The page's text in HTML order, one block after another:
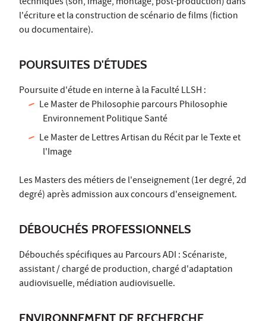
l'écriture et la construction de scénario de films (fiction
ou documentaire).
POURSUITES D'ÉTUDES
Poursuite d'étude en interne à la Faculté LLSH :
Le Master de Philosophie parcours Philosophie
Environnement Politique Santé
Le Master de Lettres Artisan du Récit par le Texte et
l'Image
Les Masters des métiers de l'enseignement (1er degré, 2d
degré) après admission aux concours d'enseignement.
DÉBOUCHÉS PROFESSIONNELS
Débouchés spécifiques au Parcours ADI : Scénariste,
assistant / chargé de production, chargé d'adaptation
audiovisuelle, médiation audiovisuelle.
ENVIRONNEMENT DE RECHERCHE